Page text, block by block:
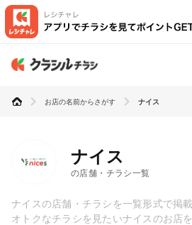
お店の名前からさがす ナイス
ナイス
の店舗・チラシ一覧
ナイスの店舗・チラシを一覧形式で掲
オトクなチラシを見たいナイスのお店